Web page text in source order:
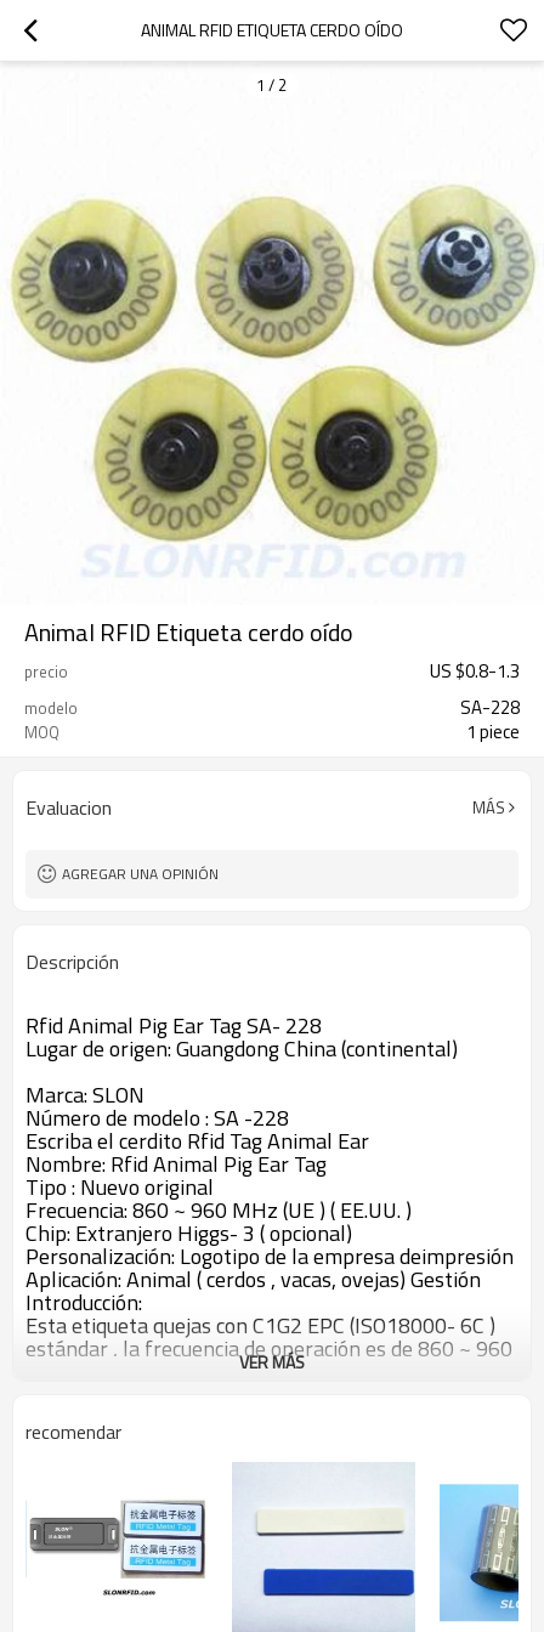
ANIMAL RFID ETIQUETA CERDO OÍDO
1 / 2
Animal RFID Etiqueta cerdo oído
precio US $0.8-1.3
modelo SA-228
MOQ 1 piece
Evaluacion MÁS
AGREGAR UNA OPINIÓN
Descripción
Rfid Animal Pig Ear Tag SA- 228
Lugar de origen: Guangdong China (continental)
Marca: SLON
Número de modelo : SA -228
Escriba el cerdito Rfid Tag Animal Ear
Nombre: Rfid Animal Pig Ear Tag
Tipo : Nuevo original
Frecuencia: 860 ~ 960 MHz (UE ) ( EE.UU. )
Chip: Extranjero Higgs- 3 ( opcional)
Personalización: Logotipo de la empresa deimpresión
Aplicación: Animal ( cerdos , vacas, ovejas) Gestión
Introducción:
Esta etiqueta quejas con C1G2 EPC (ISO18000- 6C )
estándar , la frecuencia de operación es de 860 ~ 960
MHz (Puede ser utilizado en todo el mundo ) . Cada
datos del usuario . Este producto está
diseñadoprincipalmente para los animales ( cerdos ,
vacas, ovejas ) de gestión.
Modelo del producto: RC9022
Material: TPU
Dimensiones : Φ 32mm
Temperatura de trabajo: -40 ℃ ~ 65 ° C
VER MÁS
recomendar